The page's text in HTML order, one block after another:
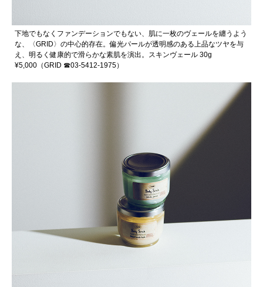
下地でもなくファンデーションでもない、肌に一枚のヴェールを纏うよう
な、〈GRID〉の中心的存在。偏光パールが透明感のある上品なツヤを与
え、明るく健康的で滑らかな素肌を演出。スキンヴェール 30g
¥5,000（GRID ☎︎03-5412-1975）